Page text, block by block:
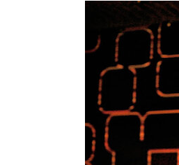
Show larger